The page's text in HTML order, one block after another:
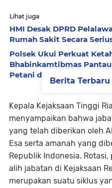
Lihat juga
HMI Desak DPRD
Rumah Sakit Secara
Polsek Ukui Perkuat
Bhabinkamtibmas
Petani di Desa Air Hitam
Kepala Kejaksaan Tinggi
menyampaikan bahwa
yang telah diberikan oleh
Esa serta amanah yang
Republik Indonesia.
alih jabatan di Kejaksaan
merupakan suatu siklus
Berita Terbaru